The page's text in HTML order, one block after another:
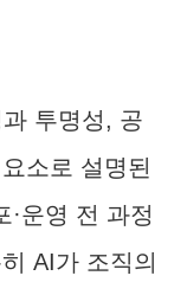
투명성, 공
소로 설명된
·운영 전 과정
AI가 조직의